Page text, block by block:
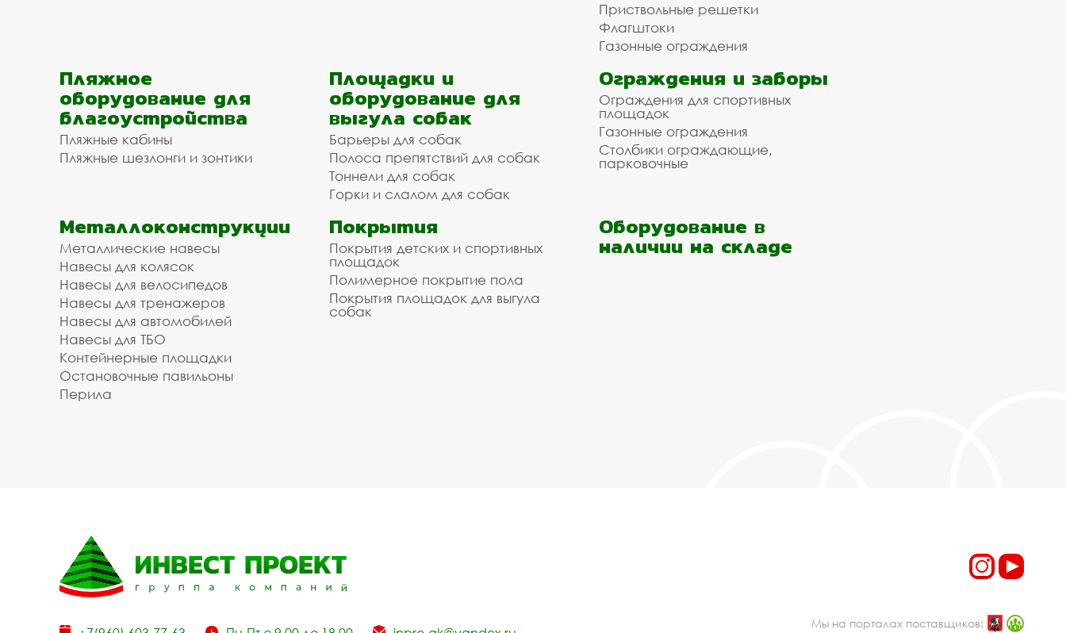
Приствольные решетки
Флагштоки
Газонные ограждения
Пляжное
оборудование для
благоустройства
Пляжные кабины
Пляжные шезлонги и зонтики
Площадки и
оборудование для
выгула собак
Барьеры для собак
Полоса препятствий для собак
Тоннели для собак
Горки и слалом для собак
Ограждения и заборы
Ограждения для спортивных
площадок
Газонные ограждения
Столбики ограждающие,
парковочные
Металлоконструкции
Металлические навесы
Навесы для колясок
Навесы для велосипедов
Навесы для тренажеров
Навесы для автомобилей
Навесы для ТБО
Контейнерные площадки
Остановочные павильоны
Перила
Покрытия
Покрытия детских и спортивных
площадок
Полимерное покрытие пола
Покрытия площадок для выгула
собак
Оборудование в
наличии на складе
Мы на порталах поставщиков: